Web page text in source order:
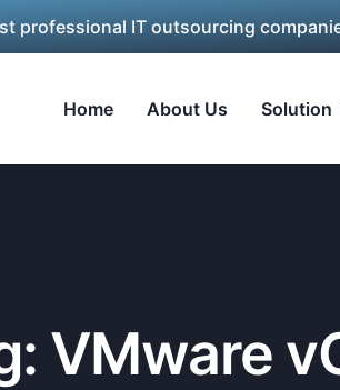
professional IT outsourcing
Home About Us Solution
VMware